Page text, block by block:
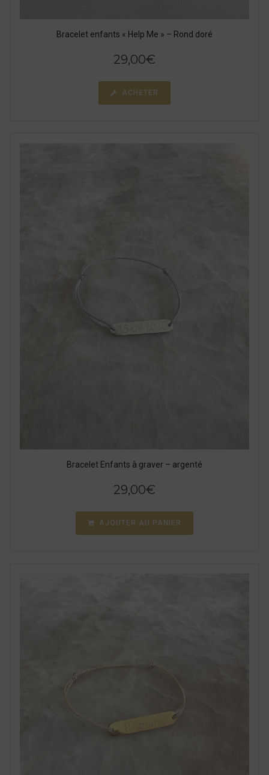
Bracelet enfants « Help Me » – Rond doré
29,00€
ACHETER
Bracelet Enfants à graver – argenté
29,00€
AJOUTER AU PANIER